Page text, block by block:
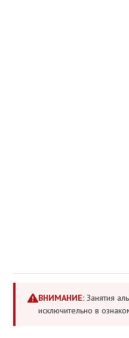
ВНИМАНИЕ: Занятия
исключительно в